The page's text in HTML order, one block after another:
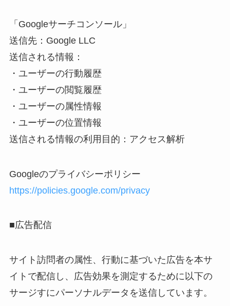
「Googleサーチコンソール」
送信先：Google LLC
送信される情報：
・ユーザーの行動履歴
・ユーザーの閲覧履歴
・ユーザーの属性情報
・ユーザーの位置情報
送信される情報の利用目的：アクセス解析
Googleのプライバシーポリシー
https://policies.google.com/privacy
■広告配信
サイト訪問者の属性、行動に基づいた広告を本サ
イトで配信し、広告効果を測定するために以下の
サージすにパーソナルデータを送信しています。